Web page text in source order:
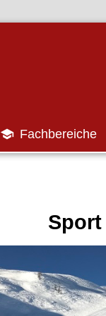
 Fachbereiche
Sport